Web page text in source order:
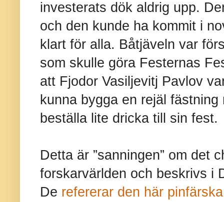
investerats dök aldrig upp.
och den kunde ha kommit i
klart för alla. Båtjäveln var
som skulle göra Festernas
att Fjodor Vasiljevitj Pavlov
kunna bygga en rejäl
beställa lite dricka till sin fest.
Detta är ”sanningen” om det
forskarvärlden och beskrivs i
De refererar den här